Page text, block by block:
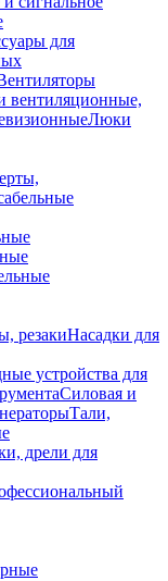
для
вентиляционные,
Люки
резакиНасадки для
устройства для
Силовая и
Тали,
дрели для